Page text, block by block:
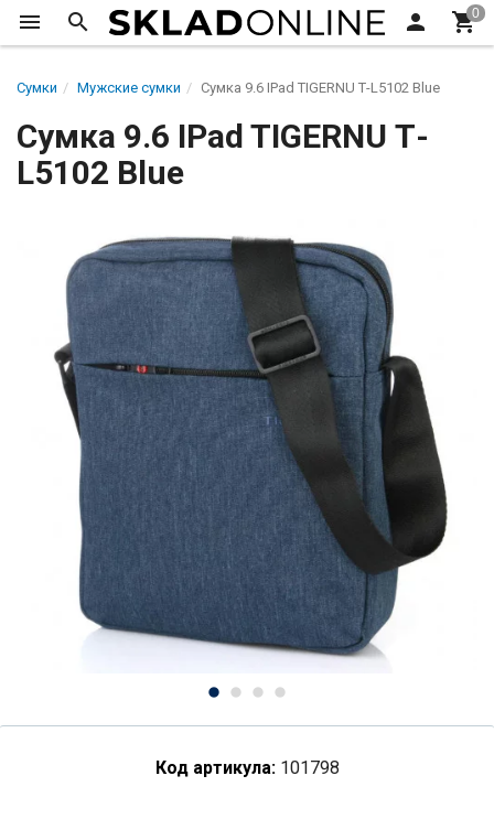
Сумки Мужские сумки Сумка 9.6 IPad TIGERNU Т-L5102 Blue
Сумка 9.6 IPad TIGERNU Т-
L5102 Blue
Код артикула: 101798